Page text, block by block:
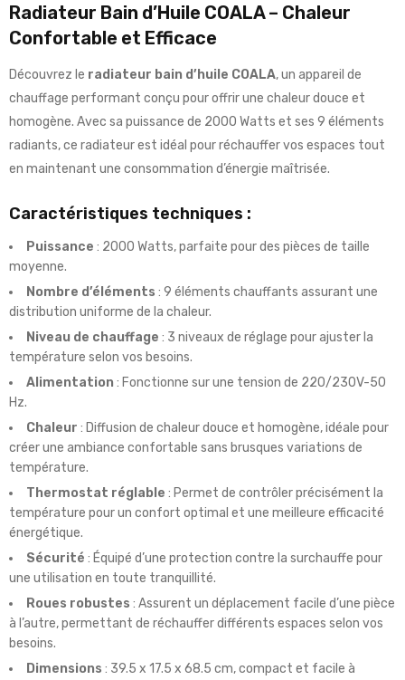
Radiateur Bain d’Huile COALA – Chaleur
Confortable et Efficace
Découvrez le radiateur bain d’huile COALA, un appareil de
chauffage performant conçu pour offrir une chaleur douce et
homogène. Avec sa puissance de 2000 Watts et ses 9 éléments
radiants, ce radiateur est idéal pour réchauffer vos espaces tout
en maintenant une consommation d’énergie maîtrisée.
Caractéristiques techniques :
Puissance : 2000 Watts, parfaite pour des pièces de taille
moyenne.
Nombre d’éléments : 9 éléments chauffants assurant une
distribution uniforme de la chaleur.
Niveau de chauffage : 3 niveaux de réglage pour ajuster la
température selon vos besoins.
Alimentation : Fonctionne sur une tension de 220/230V-50
Hz.
Chaleur : Diffusion de chaleur douce et homogène, idéale pour
créer une ambiance confortable sans brusques variations de
température.
Thermostat réglable : Permet de contrôler précisément la
température pour un confort optimal et une meilleure efficacité
énergétique.
Sécurité : Équipé d’une protection contre la surchauffe pour
une utilisation en toute tranquillité.
Roues robustes : Assurent un déplacement facile d’une pièce
à l’autre, permettant de réchauffer différents espaces selon vos
besoins.
Dimensions : 39.5 x 17.5 x 68.5 cm, compact et facile à